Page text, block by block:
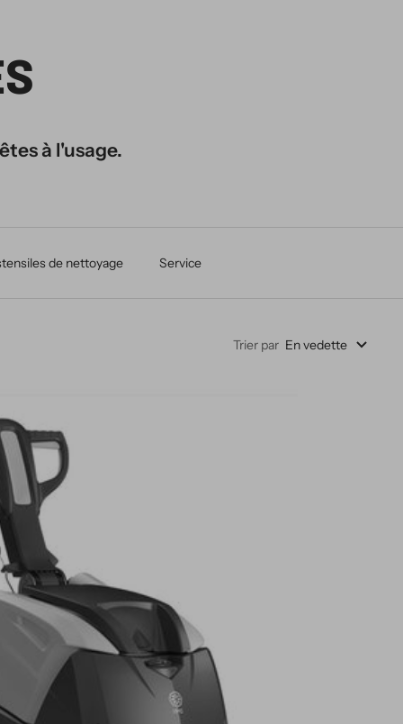
à l'usage.
de nettoyage Service
Trier par En vedette